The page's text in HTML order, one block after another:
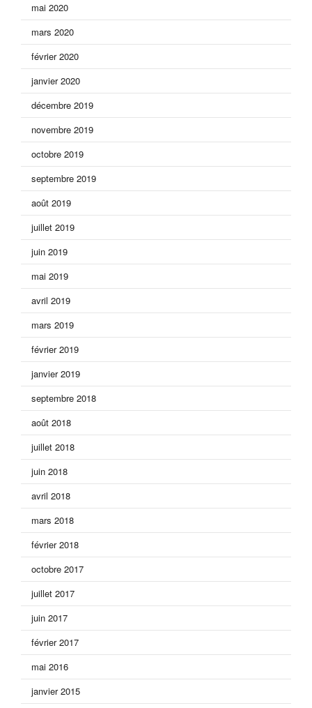
mai 2020
mars 2020
février 2020
janvier 2020
décembre 2019
novembre 2019
octobre 2019
septembre 2019
août 2019
juillet 2019
juin 2019
mai 2019
avril 2019
mars 2019
février 2019
janvier 2019
septembre 2018
août 2018
juillet 2018
juin 2018
avril 2018
mars 2018
février 2018
octobre 2017
juillet 2017
juin 2017
février 2017
mai 2016
janvier 2015